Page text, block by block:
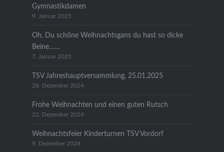
Gymnastikdamen
9. Januar 2025
Oh, Du schöne Weihnachtsgans du hast so dicke
Beine……
7. Januar 2025
TSV Jahreshauptversammlung, 25.01.2025
28. Dezember 2024
Frohe Weihnachten und einen guten Rutsch
22. Dezember 2024
Weihnachtsfeier Kinderturnen TSV Vordorf
9. Dezember 2024